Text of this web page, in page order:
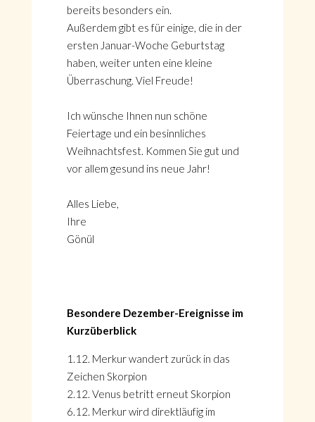
bereits besonders ein.
Außerdem gibt es für einige, die in der
ersten Januar-Woche Geburtstag
haben, weiter unten eine kleine
Überraschung. Viel Freude!
Ich wünsche Ihnen nun schöne
Feiertage und ein besinnliches
Weihnachtsfest. Kommen Sie gut und
vor allem gesund ins neue Jahr!
Alles Liebe,
Ihre
Gönül
Besondere Dezember-Ereignisse im
Kurzüberblick
1.12. Merkur wandert zurück in das
Zeichen Skorpion
2.12. Venus betritt erneut Skorpion
6.12. Merkur wird direktläufig im